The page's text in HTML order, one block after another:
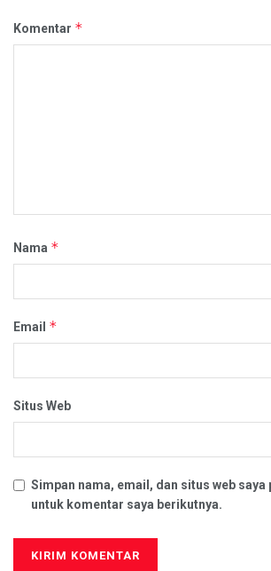
Komentar *
Nama *
Email *
Situs Web
Simpan nama, email, dan situs web saya
untuk komentar saya berikutnya.